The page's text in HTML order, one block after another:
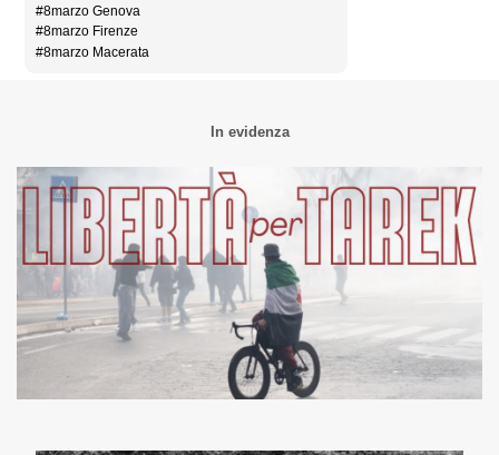
#8marzo Genova
#8marzo Firenze
#8marzo Macerata
In evidenza